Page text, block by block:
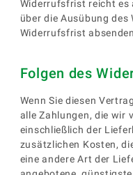
Widerrufsfrist reicht es
über die Ausübung
Widerrufsfrist
Folgen des
Wenn Sie diesen
alle Zahlungen, die wir
einschließlich der
zusätzlichen Kosten,
eine andere Art der